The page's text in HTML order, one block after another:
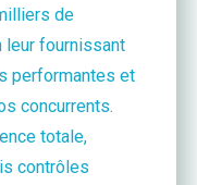
de
leur fournissant
performantes et
concurrents.
totale,
contrôles